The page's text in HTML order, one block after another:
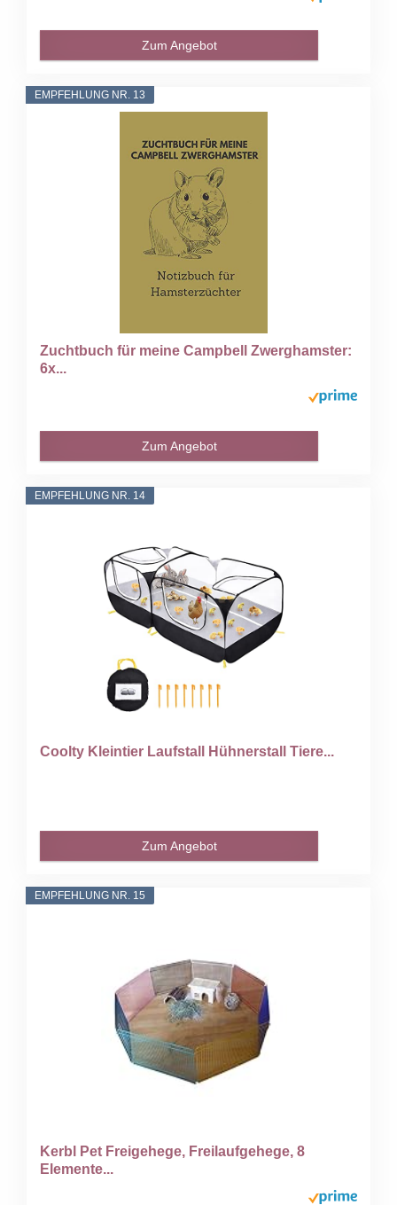
Zum Angebot
EMPFEHLUNG NR. 13
Zuchtbuch für meine Campbell Zwerghamster:
6x...
Zum Angebot
EMPFEHLUNG NR. 14
Coolty Kleintier Laufstall Hühnerstall Tiere...
Zum Angebot
EMPFEHLUNG NR. 15
Kerbl Pet Freigehege, Freilaufgehege, 8
Elemente...